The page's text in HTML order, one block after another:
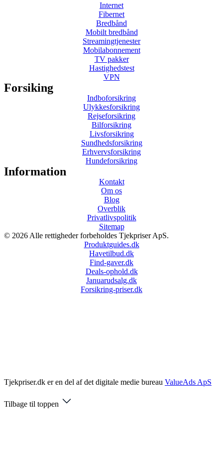
Internet
Fibernet
Bredbånd
Mobilt bredbånd
Streamingtjenester
Mobilabonnement
TV pakker
Hastighedstest
VPN
Forsiking
Indboforsikring
Ulykkesforsikring
Rejseforsikring
Bilforsikring
Livsforsikring
Sundhedsforsikring
Erhvervsforsikring
Hundeforsikring
Information
Kontakt
Om os
Blog
Overblik
Privatlivspolitik
Sitemap
© 2026 Alle rettigheder forbeholdes Tjekpriser ApS.
Produktguides.dk
Havetilbud.dk
Find-gaver.dk
Deals-ophold.dk
Januarudsalg.dk
Forsikring-priser.dk
Tjekpriser.dk er en del af det digitale medie bureau ValueAds ApS
Tilbage til toppen